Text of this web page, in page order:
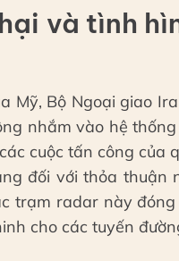
và tình
Mỹ, Bộ Ngoại giao
nhắm vào hệ
cuộc tấn công của
đối với thỏa thuận
trạm radar này
cho các tuyến